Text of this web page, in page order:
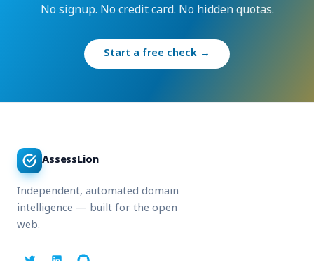
No signup. No credit card. No hidden quotas.
Start a free check →
AssessLion
Independent, automated domain
intelligence — built for the open
web.